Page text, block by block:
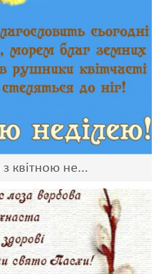
квітною не...